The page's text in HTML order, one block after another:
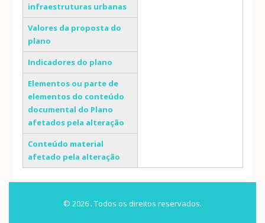
infraestruturas urbanas
Valores da proposta do
plano
Indicadores do plano
Elementos ou parte de
elementos do conteúdo
documental do Plano
afetados pela alteração
Conteúdo material
afetado pela alteração
© 2026 . Todos os direitos reservados.